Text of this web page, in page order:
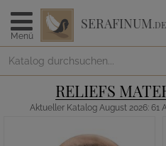
Menü
SERAFINUM.DE
RELIEFS
Aktueller Katalog August 2026: 61